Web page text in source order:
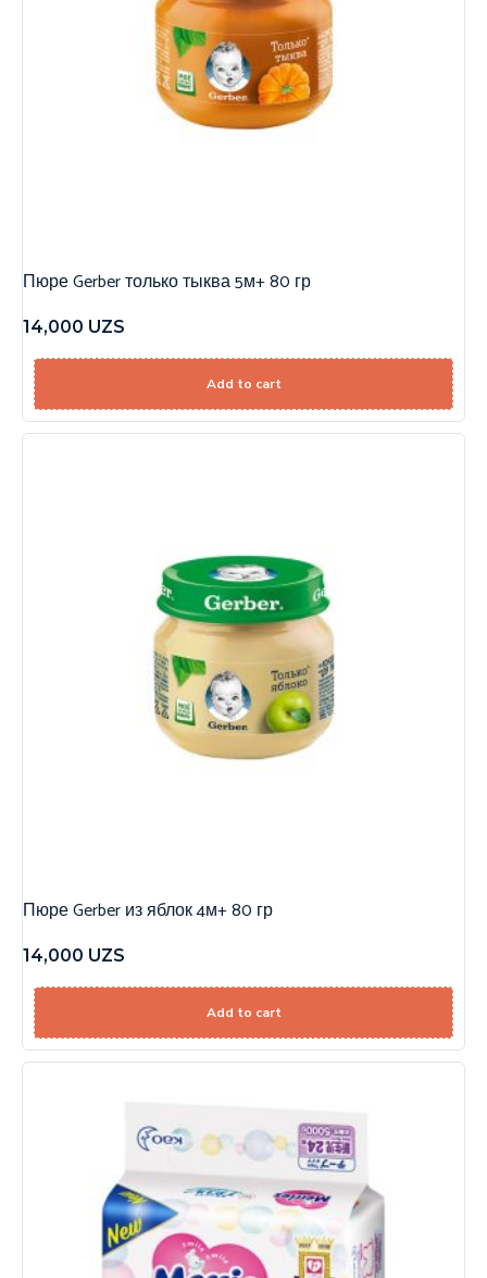
Пюре Gerber только тыква 5м+ 80 гр
14,000 UZS
Add to cart
Пюре Gerber из яблок 4м+ 80 гр
14,000 UZS
Add to cart